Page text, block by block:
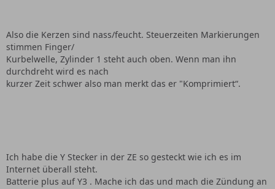
Also die Kerzen sind nass/feucht. Steuerzeiten Markierungen
stimmen Finger/
Kurbelwelle, Zylinder 1 steht auch oben. Wenn man ihn
durchdreht wird es nach
kurzer Zeit schwer also man merkt das er "Komprimiert“.
Ich habe die Y Stecker in der ZE so gesteckt wie ich es im
Internet überall steht.
Batterie plus auf Y3 . Mache ich das und mach die Zündung an